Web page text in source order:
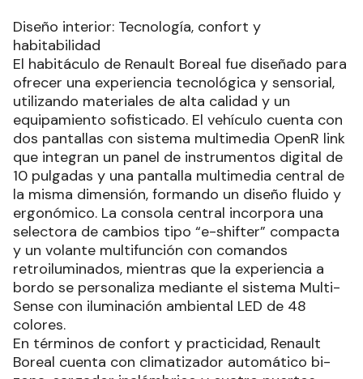
Diseño interior: Tecnología, confort y
habitabilidad
El habitáculo de Renault Boreal fue diseñado para
ofrecer una experiencia tecnológica y sensorial,
utilizando materiales de alta calidad y un
equipamiento sofisticado. El vehículo cuenta con
dos pantallas con sistema multimedia OpenR link
que integran un panel de instrumentos digital de
10 pulgadas y una pantalla multimedia central de
la misma dimensión, formando un diseño fluido y
ergonómico. La consola central incorpora una
selectora de cambios tipo “e-shifter” compacta
y un volante multifunción con comandos
retroiluminados, mientras que la experiencia a
bordo se personaliza mediante el sistema Multi-
Sense con iluminación ambiental LED de 48
colores.
En términos de confort y practicidad, Renault
Boreal cuenta con climatizador automático bi-